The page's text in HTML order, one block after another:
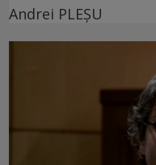
Andrei PLEŞU